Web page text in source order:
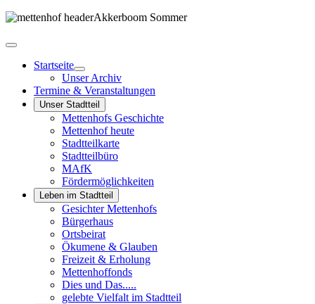
Startseite
Unser Archiv
Termine & Veranstaltungen
Unser Stadtteil
Mettenhofs Geschichte
Mettenhof heute
Stadtteilkarte
Stadtteilbüro
MAfK
Fördermöglichkeiten
Leben im Stadtteil
Gesichter Mettenhofs
Bürgerhaus
Ortsbeirat
Ökumene & Glauben
Freizeit & Erholung
Mettenhoffonds
Dies und Das.....
gelebte Vielfalt im Stadtteil